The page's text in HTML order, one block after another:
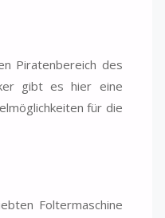
Piratenbereich des
gibt es hier eine
für die
Foltermaschine